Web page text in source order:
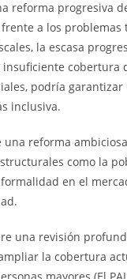
reforma progresiva
a los problemas
la escasa
cobertura
podría garantizar
inclusiva.
una reforma
como la
en el
una revisión
la cobertura